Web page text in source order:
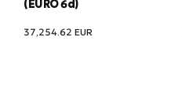
(EURO 6d)
37,254.62 EUR